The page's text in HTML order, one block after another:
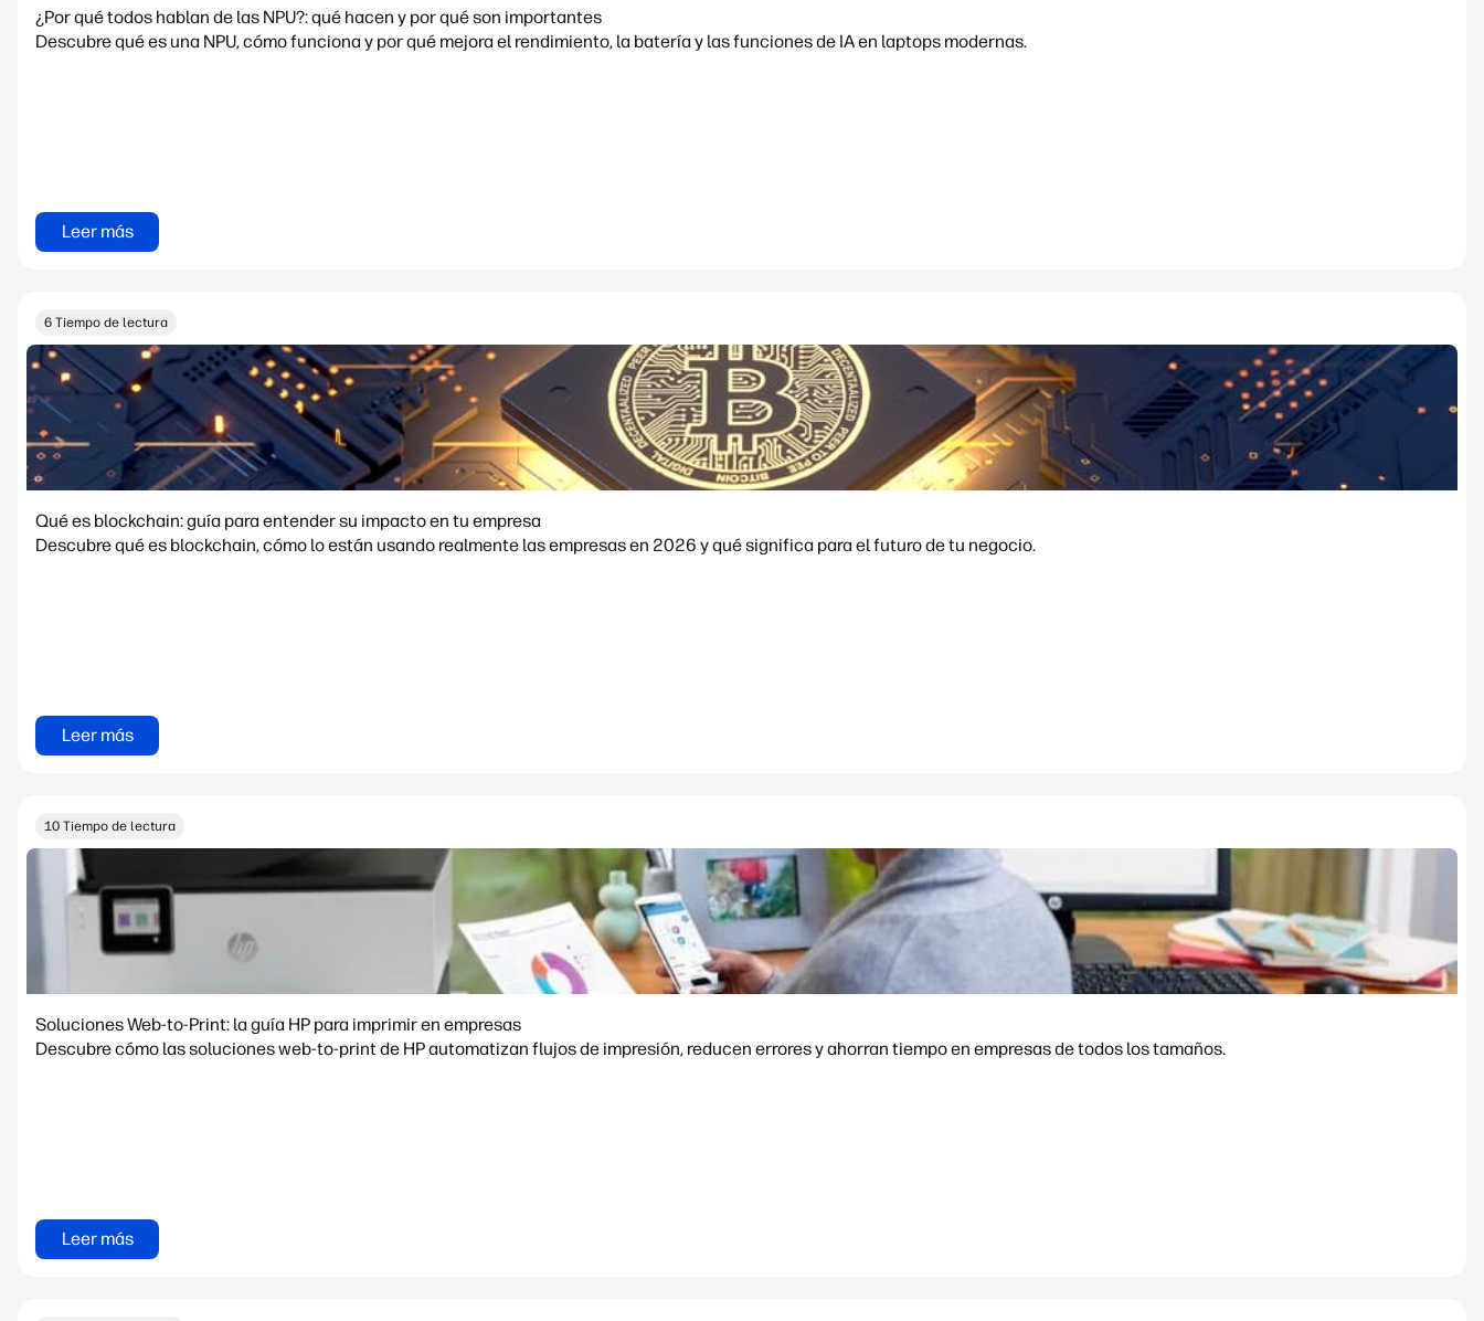
¿Por qué todos hablan de las NPU?: qué hacen y por qué son importantes
Descubre qué es una NPU, cómo funciona y por qué mejora el rendimiento, la batería y las funciones de IA en laptops modernas.
Leer más
6 Tiempo de lectura
Qué es blockchain: guía para entender su impacto en tu empresa
Descubre qué es blockchain, cómo lo están usando realmente las empresas en 2026 y qué significa para el futuro de tu negocio.
Leer más
10 Tiempo de lectura
Soluciones Web-to-Print: la guía HP para imprimir en empresas
Descubre cómo las soluciones web-to-print de HP automatizan flujos de impresión, reducen errores y ahorran tiempo en empresas de todos los tamaños.
Leer más